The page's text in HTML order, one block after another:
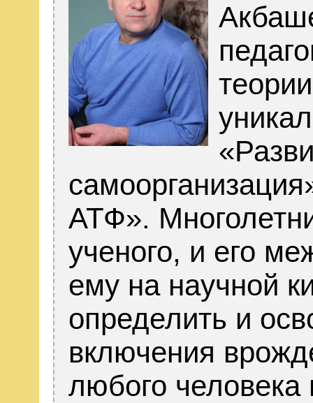
АТФ».
ученого, и его
ему на научной
определить и
включения
любого